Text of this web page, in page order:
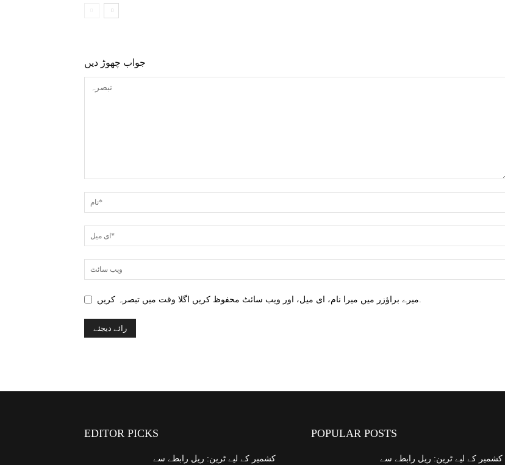
جواب چھوڑ دیں
میرے براؤزر میں میرا نام، ای میل، اور ویب سائٹ محفوظ کریں اگلا وقت میں تبصرہ کریں.
EDITOR PICKS
کشمیر کے لیے ٹرین: ریل رابطے سے
POPULAR POSTS
کشمیر کے لیے ٹرین: ریل رابطے سے